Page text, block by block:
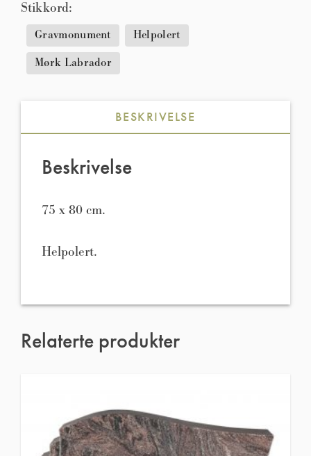
Stikkord:
Gravmonument
Helpolert
Mørk Labrador
BESKRIVELSE
Beskrivelse
75 x 80 cm.
Helpolert.
Relaterte produkter